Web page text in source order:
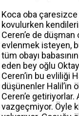
Koca oba çaresizce
kovulurken
Ceren’e de
evlenmek isteyen,
tüm obayı
eden bey oğlu
Ceren’in bu evliliği
düşünenler Halil’in
Ceren’e getiriyorlar.
vazgeçmiyor. Öyle